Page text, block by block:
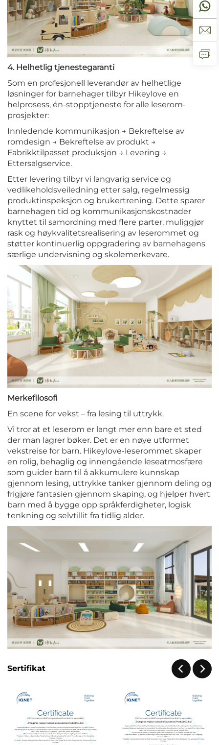
4. Helhetlig tjenestegaranti
Som en profesjonell leverandør av helhetlige
løsninger for barnehager tilbyr Hikeylove en
helprosess, én-stopptjeneste for alle leserom-
prosjekter:
Innledende kommunikasjon → Bekreftelse av
romdesign → Bekreftelse av produkt →
Fabrikktilpasset produksjon → Levering →
Ettersalgservice.
Etter levering tilbyr vi langvarig service og
vedlikeholdsveiledning etter salg, regelmessig
produktinspeksjon og brukertrening. Dette sparer
barnehagen tid og kommunikasjonskostnader
knyttet til samordning med flere parter, muliggjør
rask og høykvalitetsrealisering av leserommet og
støtter kontinuerlig oppgradering av barnehagens
særlige undervisning og skolemerkevare.
Merkefilosofi
En scene for vekst – fra lesing til uttrykk.
Vi tror at et leserom er langt mer enn bare et sted
der man lagrer bøker. Det er en nøye utformet
vekstreise for barn. Hikeylove-leserommet skaper
en rolig, behaglig og innengående leseatmosfære
som guider barn til å akkumulere kunnskap
gjennom lesing, uttrykke tanker gjennom deling og
frigjøre fantasien gjennom skaping, og hjelper hvert
barn med å bygge opp språkferdigheter, logisk
tenkning og selvtillit fra tidlig alder.
Sertifikat